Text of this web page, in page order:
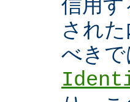
信用
され
べき